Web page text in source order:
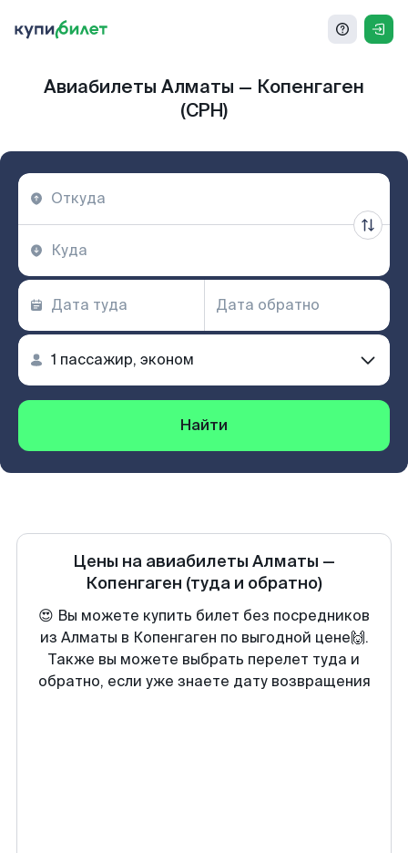
Авиабилеты Алматы — Копенгаген
(CPH)
Найти
Цены на авиабилеты Алматы —
Копенгаген (туда и обратно)
😍 Вы можете купить билет без посредников
из Алматы в Копенгаген по выгодной цене🙌.
Также вы можете выбрать перелет туда и
обратно, если уже знаете дату возвращения